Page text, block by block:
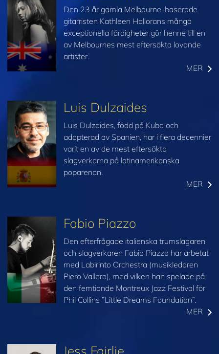
Den 23 år gamla Melbourne-baserade
gitarristen Kathleen Hallorans många
exceptionella färdigheter gör henne till en
av Melbournes mest eftersökta lovande
artister.
MER
Luis Dulzaides
Luis Dulzaides, född på Kuba och
adopterad av Spanien, har i flera decennier
varit en av de mest eftersökta
slagverkarna på latinamerikanska
poparenan.
MER
Fabio Piazzo
Den efterfrågade italienska trumslagaren
och slagverkaren Fabio Piazzo har arbetat
med Labirinto Orchestra (musikledaren
Piero Vallero), med vilken han spelade på
den femtionde Montreux Jazz Festival för
Phil Collins ”Little Dreams Foundation”.
MER
Jess Fairlie